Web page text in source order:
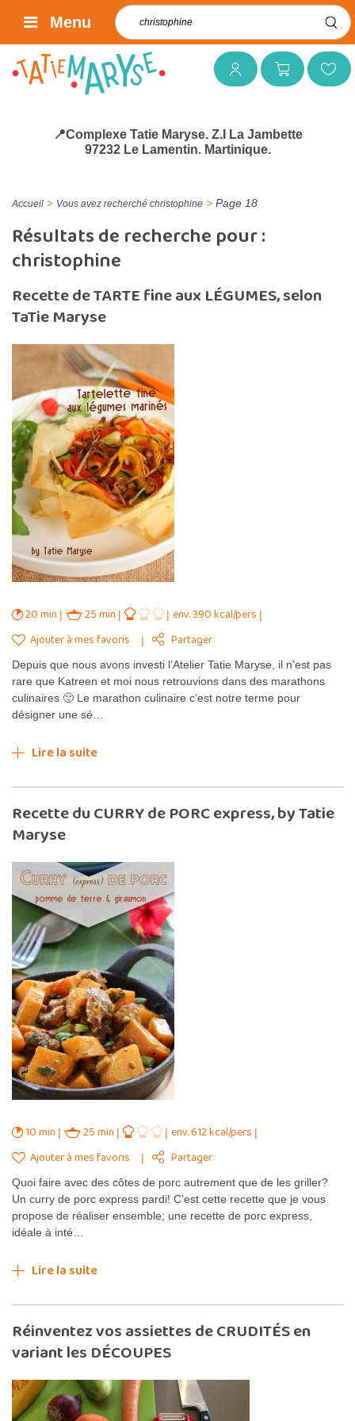
Mon compteMon panierMes favoris
Rechercher :
Menu
📍Complexe Tatie Maryse. Z.I La Jambette
97232 Le Lamentin. Martinique.
Accueil > Vous avez recherché christophine > Page 18
Résultats de recherche pour :
christophine
Recette de TARTE fine aux LÉGUMES, selon
TaTie Maryse
20 min 25 min
env. 390 kcal/pers
Ajouter à mes favoris
Partager
Depuis que nous avons investi l’Atelier Tatie Maryse, il n’est pas
rare que Katreen et moi nous retrouvions dans des marathons
culinaires 🙂 Le marathon culinaire c’est notre terme pour
désigner une sé…
Lire la suite
Recette du CURRY de PORC express, by Tatie
Maryse
10 min 25 min
env. 612 kcal/pers
Ajouter à mes favoris
Partager
Quoi faire avec des côtes de porc autrement que de les griller?
Un curry de porc express pardi! C’est cette recette que je vous
propose de réaliser ensemble; une recette de porc express,
idéale à inté…
Lire la suite
Réinventez vos assiettes de CRUDITÉS en
variant les DÉCOUPES